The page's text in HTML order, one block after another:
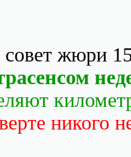
жюри
никого